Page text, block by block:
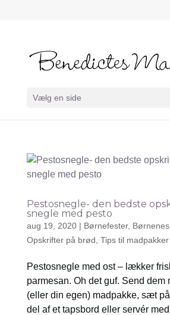
Vælg en side
Pestosnegle- den bedste
snegle med pesto
aug 19, 2020| Børnefester,
Opskrifter på brød Tips til madpakker
Pestosnegle med ost – lækker
parmesan. Oh det guf. Send dem
(eller din egen) madpakke, sæt
del af et tapsbord eller servér